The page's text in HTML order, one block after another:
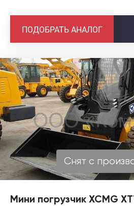
ПОДОБРАТЬ АНАЛОГ
Снят с
Мини погрузчик XCMG